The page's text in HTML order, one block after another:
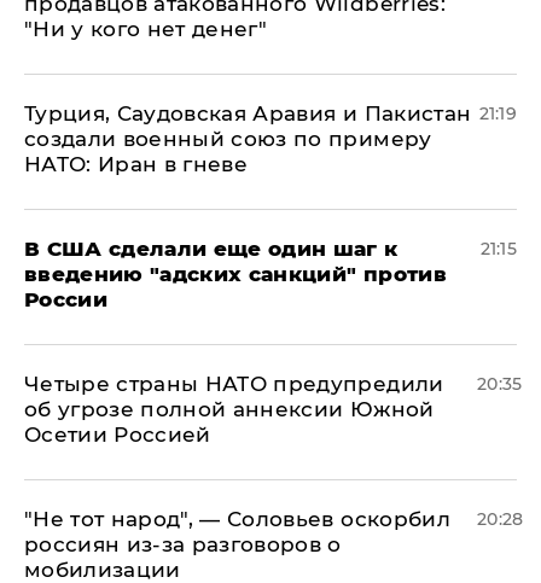
"Ни у кого нет денег"
Турция, Саудовская Аравия и Пакистан
создали военный союз по примеру
НАТО: Иран в гневе
21:19
В США сделали еще один шаг к
введению "адских санкций" против
России
21:15
Четыре страны НАТО предупредили
об угрозе полной аннексии Южной
Осетии Россией
20:35
​"Не тот народ", — Соловьев оскорбил
россиян из-за разговоров о
мобилизации
20:28